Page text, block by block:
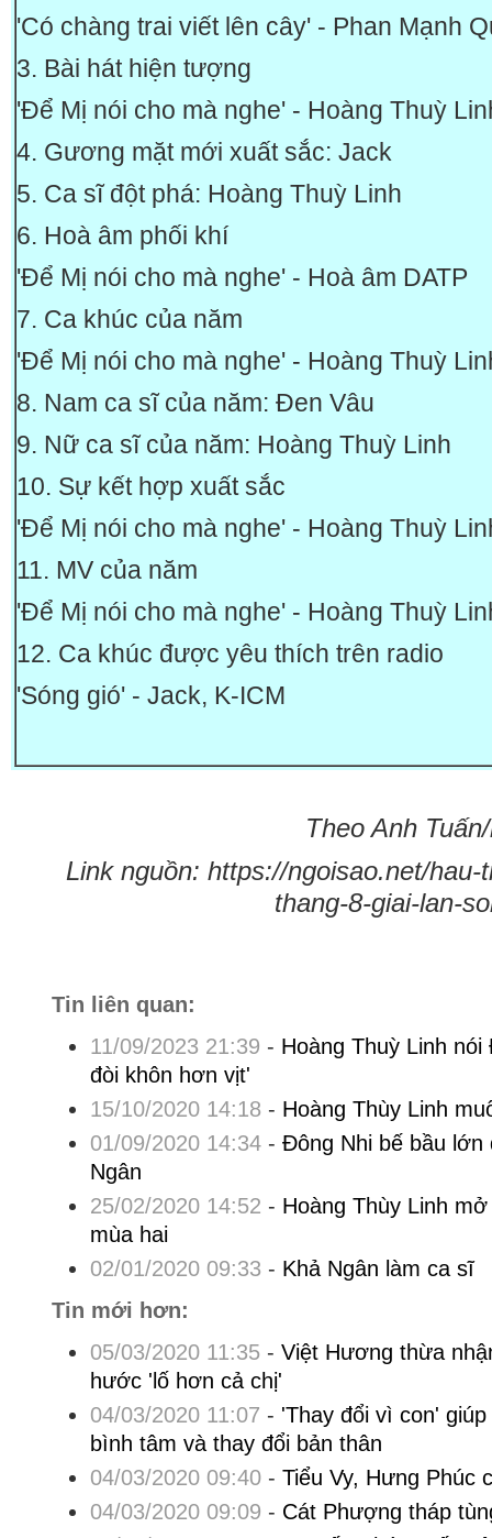
'Có chàng trai viết lên cây' - Phan Mạnh
3. Bài hát hiện tượng
'Để Mị nói cho mà nghe' - Hoàng Thuỳ
4. Gương mặt mới xuất sắc: Jack
5. Ca sĩ đột phá: Hoàng Thuỳ Linh
6. Hoà âm phối khí
'Để Mị nói cho mà nghe' - Hoà âm DATP
7. Ca khúc của năm
'Để Mị nói cho mà nghe' - Hoàng Thuỳ
8. Nam ca sĩ của năm: Đen Vâu
9. Nữ ca sĩ của năm: Hoàng Thuỳ Linh
10. Sự kết hợp xuất sắc
'Để Mị nói cho mà nghe' - Hoàng Thuỳ
11. MV của năm
'Để Mị nói cho mà nghe' - Hoàng Thuỳ
12. Ca khúc được yêu thích trên radio
'Sóng gió' - Jack, K-ICM
Theo Anh
Link nguồn: https://ngoisao.net/hau-
thang-8-giai-lan-
Tin liên quan:
11/09/2023 21:39 - Hoàng Thuỳ Linh
đòi khôn hơn vịt'
15/10/2020 14:18 - Hoàng Thùy Linh
01/09/2020 14:34- Đông Nhi bế bầu lớn
Ngân
25/02/2020 14:52 - Hoàng Thùy Linh
mùa hai
02/01/2020 09:33 - Khả Ngân làm ca sĩ
Tin mới hơn:
05/03/2020 11:35- Việt Hương thừa
hước 'lố hơn cả chị'
04/03/2020 11:07 - 'Thay đổi vì con'
bình tâm và thay đổi bản thân
04/03/2020 09:40- Tiểu Vy, Hưng Phúc
04/03/2020 09:09 - Cát Phượng tháp